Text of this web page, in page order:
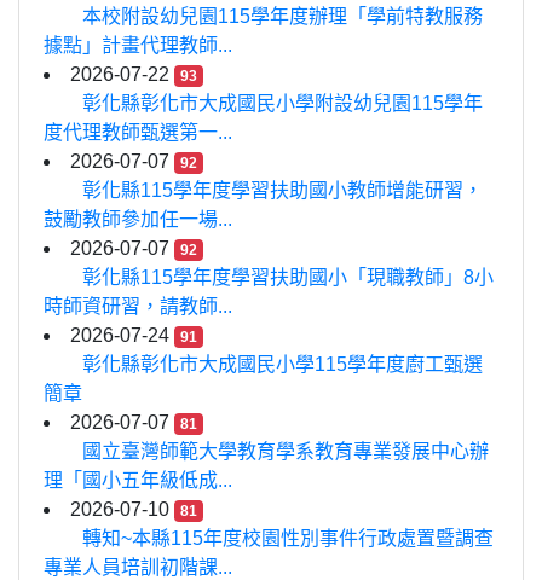
本校附設幼兒園115學年度辦理「學前特教服務
據點」計畫代理教師...
2026-07-22
93
彰化縣彰化市大成國民小學附設幼兒園115學年
度代理教師甄選第一...
2026-07-07
92
彰化縣115學年度學習扶助國小教師增能研習，
鼓勵教師參加任一場...
2026-07-07
92
彰化縣115學年度學習扶助國小「現職教師」8小
時師資研習，請教師...
2026-07-24
91
彰化縣彰化市大成國民小學115學年度廚工甄選
簡章
2026-07-07
81
國立臺灣師範大學教育學系教育專業發展中心辦
理「國小五年級低成...
2026-07-10
81
轉知~本縣115年度校園性別事件行政處置暨調查
專業人員培訓初階課...